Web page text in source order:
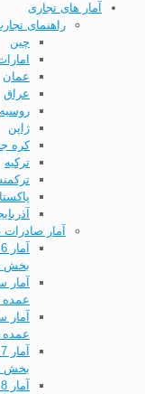
آمار های تجاری
راهنمای
چین
عمان
عراق
روسیه
ژاپن
کره
ترکیه
آمار
بخش
عمده
عمده
بخش